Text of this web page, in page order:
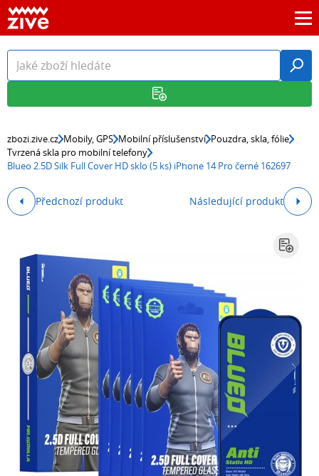
zbozi.zive.cz Mobily, GPS Mobilní příslušenství Pouzdra, skla, fólie
Tvrzená skla pro mobilní telefony
Blueo 2.5D Silk Full Cover HD sklo (5 ks) iPhone 14 Pro černé 162697
Předchozí produkt Následující produkt